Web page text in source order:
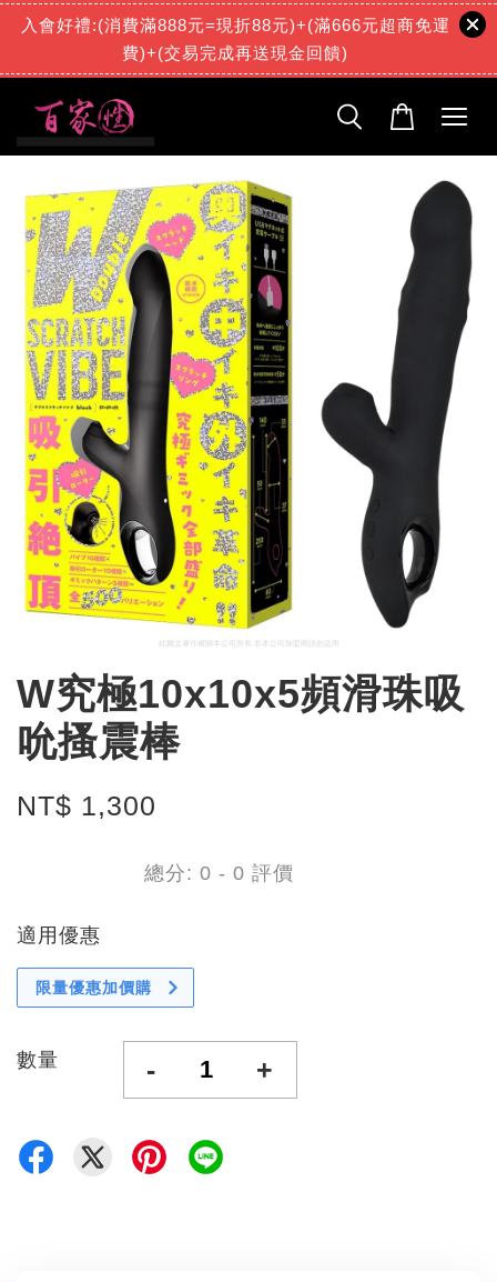
入會好禮:(消費滿888元=現折88元)+(滿666元超商免運
費)+(交易完成再送現金回饋)
W究極10x10x5頻滑珠吸
吮搔震棒
NT$ 1,300
總分: 0 - 0 評價
適用優惠
限量優惠加價購
數量 - +